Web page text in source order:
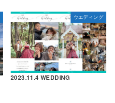
ウエディング
2023.11.4 WEDDING